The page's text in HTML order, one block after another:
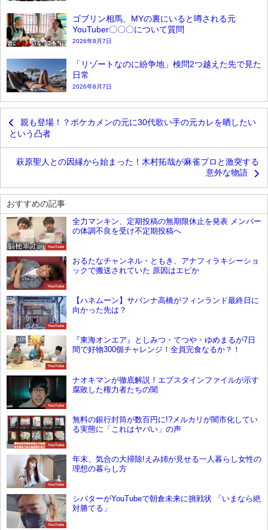
ゴブリン相馬、MYの裏にいると噂される元
YouTuber〇〇〇について質問
2026年8月7日
「リゾートなのに紛争地」検問2つ越えた先で見た
日常
2026年8月7日
親も登場！？ポケカメンの元に30代歌い手の元カレを晒したい
という凸者
萩原聖人との因縁から始まった！木村拓哉が麻雀プロと激突する
意外な物語
おすすめの記事
YouTube
全力マンキン、定期投稿の無期限休止を発表 メンバー
の体調不良を受け不定期投稿へ
YouTube
おるたなチャンネル・ともき、アナフィラキシーショ
ックで搬送されていた 原因はエビか
YouTube
【ハネムーン】サバンナ高橋がフィンランド最終日に
向かった先は？
YouTube
『東海オンエア』としみつ・てつや・ゆめまるが7日
間で好物300個チャレンジ！全員完食なるか？！
YouTube
ナオキマンが徹底解説！エプスタインファイルが示す
腐敗した権力者たちの闇
YouTube
無料の銀行封筒が数百円に!?メルカリが闇市化してい
る実態に「これはヤバい」の声
YouTube
年末、気合の大掃除!えみ姉が見せる一人暮らし女性の
理想の暮らし方
YouTube
シバターがYouTubeで朝倉未来に挑戦状 「いまなら絶
対勝てる」